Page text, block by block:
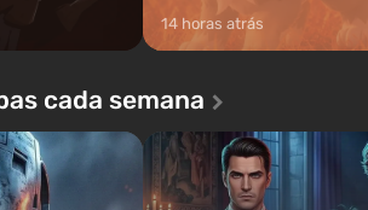
14 horas atrás
cada semana